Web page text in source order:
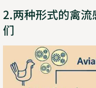
2.两种形式的禽
们